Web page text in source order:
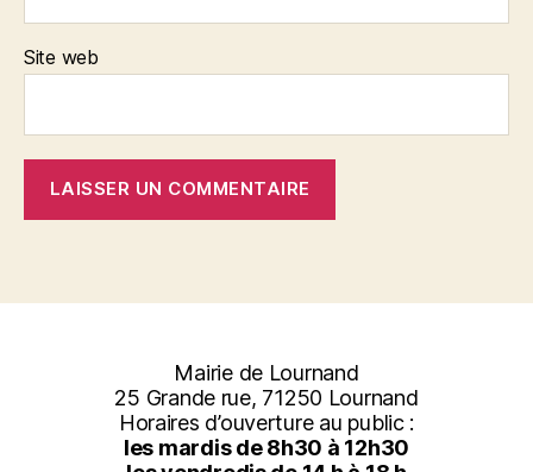
Site web
Mairie de Lournand
25 Grande rue, 71250 Lournand
Horaires d’ouverture au public :
les mardis de 8h30 à 12h30